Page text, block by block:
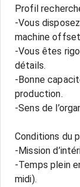
Profil
-Vous
machine offset
-Vous êtes
détails.
-Bonne
production.
-Sens de
Conditions du
-Mission
-Temps plein
midi).